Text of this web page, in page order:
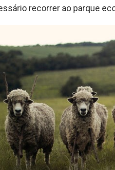
recorrer ao parque